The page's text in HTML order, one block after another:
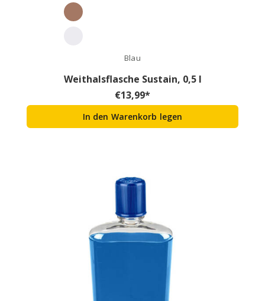
Blau
Weithalsflasche Sustain, 0,5 l
€13,99*
In den Warenkorb legen